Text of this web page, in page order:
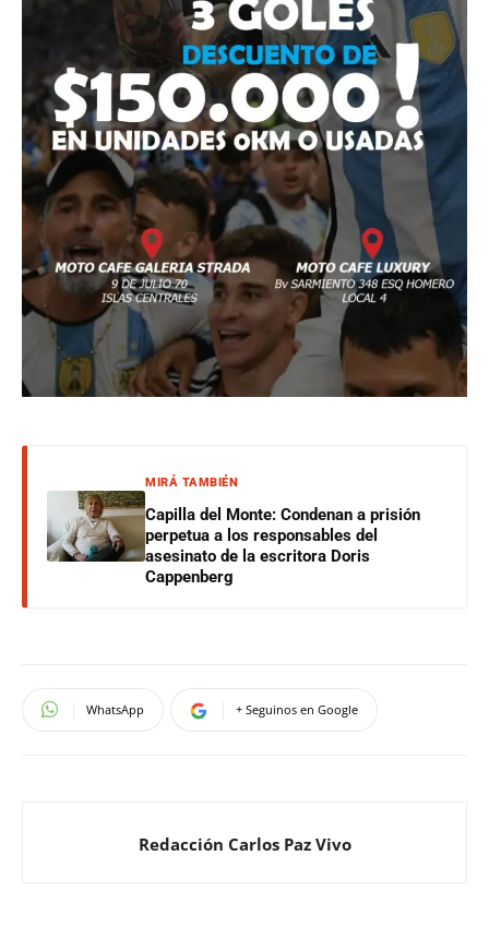
MIRÁ TAMBIÉN
Capilla del Monte: Condenan a prisión
perpetua a los responsables del
asesinato de la escritora Doris
Cappenberg
WhatsApp + Seguinos en Google
Redacción Carlos Paz Vivo